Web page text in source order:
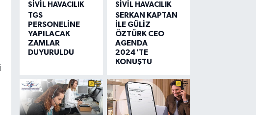
SIVIL HAVACILIK
TGS
PERSONELİNE
YAPILACAK
ZAMLAR
DUYURULDU
SIVIL HAVACILIK
SERKAN KAPTAN
İLE GÜLİZ
ÖZTÜRK CEO
AGENDA
2024'TE
KONUŞTU